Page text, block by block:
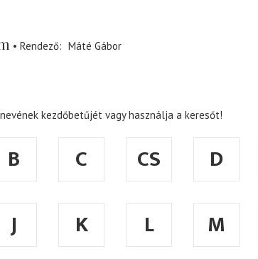
Rendező
Máté Gábor
kezdőbetűjét vagy használja a keresőt!
B C CS D
J K L M